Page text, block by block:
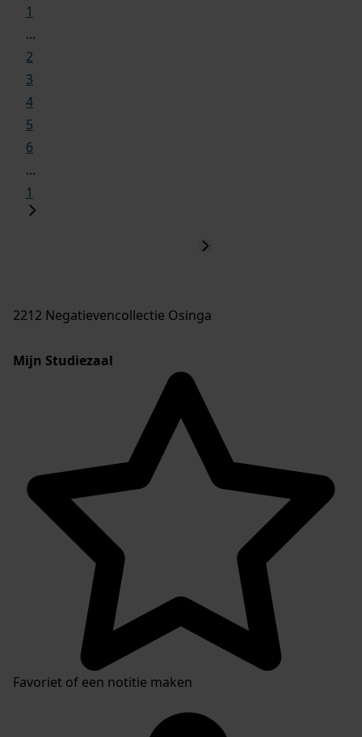
1
...
2
3
4
5
6
...
1
2212 Negatievencollectie Osinga
Mijn Studiezaal
Favoriet of een notitie maken